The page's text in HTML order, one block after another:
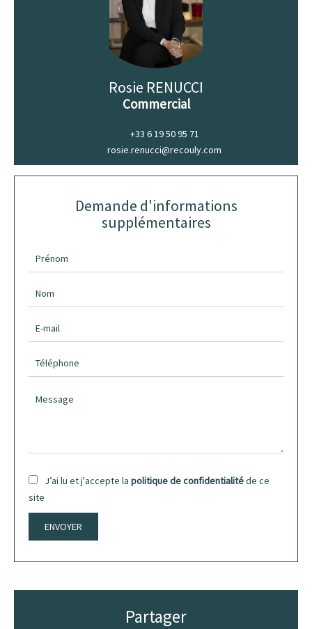
Rosie RENUCCI
Commercial
+33 6 19 50 95 71
rosie.renucci@recouly.com
Demande d'informations
supplémentaires
J’ai lu et j'accepte la politique de confidentialitéde ce
site
ENVOYER
Partager